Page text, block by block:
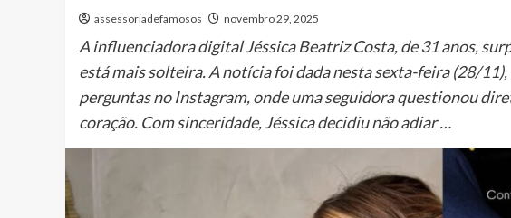
assessoriadefamosos novembro 29, 2025
A influenciadora digital Jéssica Beatriz Costa, de 31 anos,
está mais solteira. A notícia foi dada nesta sexta-feira (28/
perguntas no Instagram, onde uma seguidora questionou
coração. Com sinceridade, Jéssica decidiu não adiar …